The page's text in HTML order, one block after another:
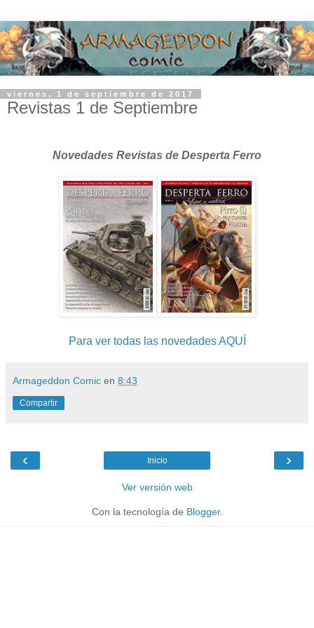
viernes, 1 de septiembre de 2017
Revistas 1 de Septiembre
Novedades Revistas de Desperta Ferro
Para ver todas las novedades AQUÍ
Armageddon Comic en 8:43
Compartir
‹ ›
Inicio
Ver versión web
Con la tecnología de Blogger.